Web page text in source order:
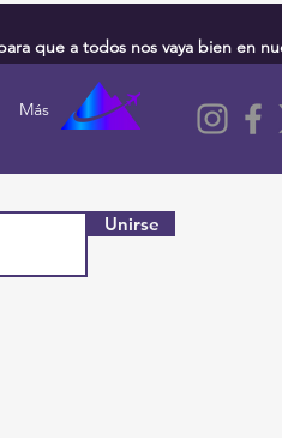
que a todos nos vaya bien en
Más
Unirse